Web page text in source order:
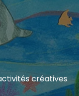
créatives